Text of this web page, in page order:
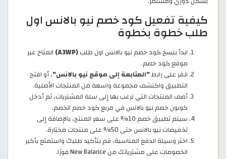
كيفية تفعيل كود خصم نيو بالانس اول
طلب خطوة بخطوة
ابدأ بنسخ كود خصم نيو بالانس اول طلب(A3WP)
المتاح عبر
موقع كود خصم.
انقر على رابط"المتابعة إلى موقع نيو بالانس"، أو افتح
التطبيق واكتشف مجموعة واسعة من المنتجات الأصلية.
أضف المنتجات التي ترغب بها إلى سلة المشتريات، ثم أدخل
كوبون خصم نيو بالانس في مربع كود خصم الخصم.
سيتم تطبيق خصم 10% على سعر المنتج، بالإضافة إلى
تخفيضات نيو بالانس حتى 50% على منتجات مختارة.
اختر وسيلة الدفع المناسبة، قم بتأكيد طلبك واستمتع بأكبر
الخصومات على مشترياتك من New Balance فورًا.